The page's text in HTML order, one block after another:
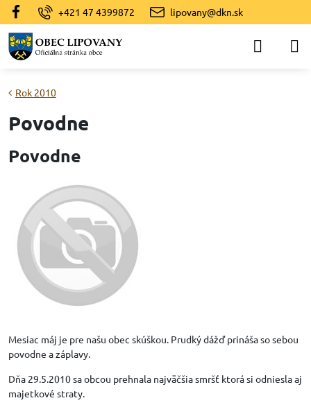
+421 47 4399872 lipovany@dkn.sk
Rok 2010
Povodne
Povodne
Mesiac máj je pre našu obec skúškou. Prudký dážď prináša so sebou
povodne a záplavy.
Dňa 29.5.2010 sa obcou prehnala najväčšia smršť ktorá si odniesla aj
majetkové straty.